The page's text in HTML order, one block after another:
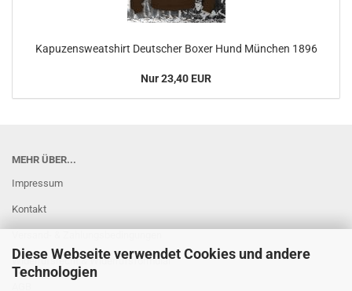
Diese Webseite verwendet Cookies und andere
Technologien
Kapuzensweatshirt Deutscher Boxer Hund München 1896
Nur 23,40 EUR
MEHR ÜBER...
Impressum
Kontakt
Widerrufsrecht & Widerrufsformular